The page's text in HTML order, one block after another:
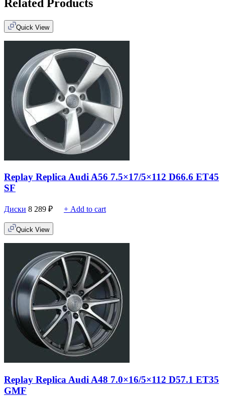
Related Products
Quick View
Replay Replica Audi A56 7.5×17/5×112 D66.6 ET45
SF
Диски 8 289 ₽ + Add to cart
Quick View
Replay Replica Audi A48 7.0×16/5×112 D57.1 ET35
GMF